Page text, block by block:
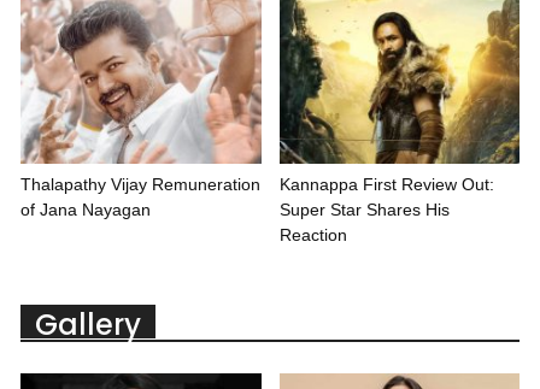
Thalapathy Vijay Remuneration
of Jana Nayagan
Kannappa First Review Out:
Super Star Shares His
Reaction
Gallery